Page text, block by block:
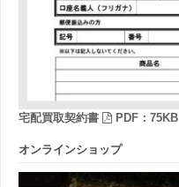
宅配買取契約書 PDF：75KB
オンラインショップ